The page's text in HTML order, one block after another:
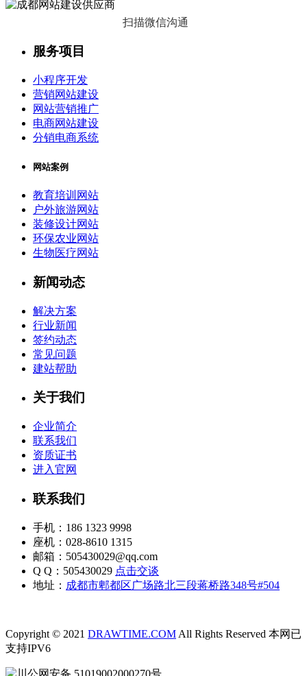
扫描微信沟通
服务项目
小程序开发
营销网站建设
网站营销推广
电商网站建设
分销电商系统
网站案例
教育培训网站
户外旅游网站
装修设计网站
环保农业网站
生物医疗网站
新闻动态
解决方案
行业新闻
签约动态
常见问题
建站帮助
关于我们
企业简介
联系我们
资质证书
进入官网
联系我们
手机：186 1323 9998
座机：028-8610 1315
邮箱：505430029@qq.com
Q Q：505430029 点击交谈
地址： 成都市郫都区广场路北三段蒋桥路348号#504
Copyright © 2021 DRAWTIME.COM All Rights Reserved 本网已
支持IPV6
川公网安备 51019002000270号